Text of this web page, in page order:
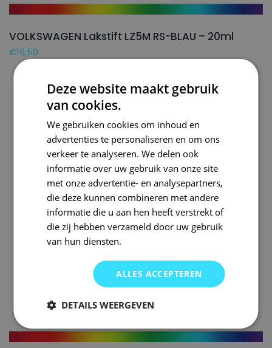
VOLKSWAGEN Lakstift LZ5M RS-BLAU – 20ml
€16,50
Deze website maakt gebruik
van cookies.
We gebruiken cookies om inhoud en
advertenties te personaliseren en om ons
verkeer te analyseren. We delen ook
informatie over uw gebruik van onze site
met onze advertentie- en analysepartners,
die deze kunnen combineren met andere
informatie die u aan hen heeft verstrekt of
die zij hebben verzameld door uw gebruik
van hun diensten.
ALLES ACCEPTEREN
DETAILS WEERGEVEN